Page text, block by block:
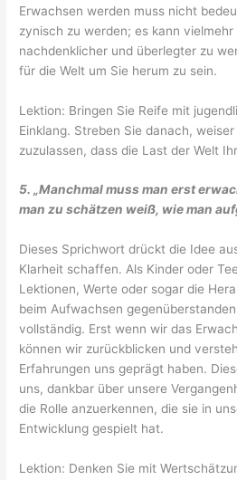
Erwachsen werden muss nicht
zynisch zu werden; es kann vielmehr
nachdenklicher und überlegter zu
für die Welt um Sie herum zu sein.
Lektion: Bringen Sie Reife mit
Einklang. Streben Sie danach,
zuzulassen, dass die Last der Welt
5. „Manchmal muss man erst
man zu schätzen weiß, wie man
Dieses Sprichwort drückt die Idee
Klarheit schaffen. Als Kinder oder
Lektionen, Werte oder sogar die
beim Aufwachsen
vollständig. Erst wenn wir das
können wir zurückblicken und
Erfahrungen uns geprägt haben.
uns, dankbar über unsere
die Rolle anzuerkennen, die sie in
Entwicklung gespielt hat.
Lektion: Denken Sie mit